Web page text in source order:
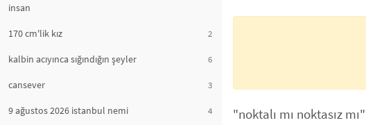
insan
170 cm'lik kız 2
kalbin acıyınca sığındığın şeyler 6
cansever 3
9 ağustos 2026 istanbul nemi 4 "noktalı mı noktasız